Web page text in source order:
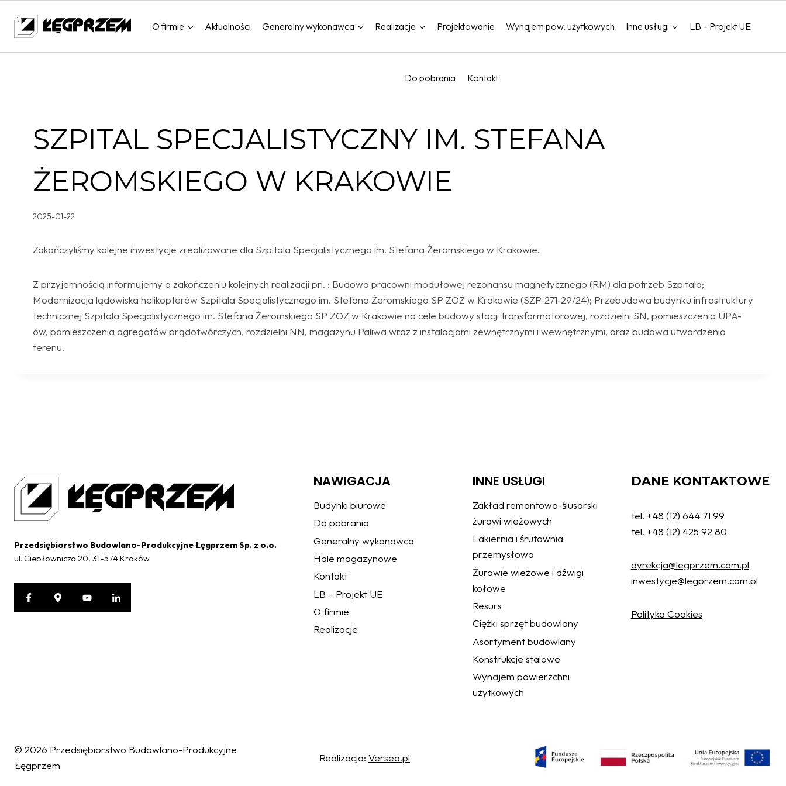
treści
O firmie Aktualności Generalny wykonawca Realizacje Projektowanie Wynajem pow. użytkowych Inne usługi LB – Projekt UE
Do pobrania Kontakt
SZPITAL SPECJALISTYCZNY IM. STEFANA
ŻEROMSKIEGO W KRAKOWIE
2025-01-22
Zakończyliśmy kolejne inwestycje zrealizowane dla Szpitala Specjalistycznego im. Stefana Żeromskiego w Krakowie.
Z przyjemnością informujemy o zakończeniu kolejnych realizacji pn. : Budowa pracowni modułowej rezonansu magnetycznego (RM) dla potrzeb Szpitala;
Modernizacja lądowiska helikopterów Szpitala Specjalistycznego im. Stefana Żeromskiego SP ZOZ w Krakowie (SZP-271-29/24); Przebudowa budynku infrastruktury
technicznej Szpitala Specjalistycznego im. Stefana Żeromskiego SP ZOZ w Krakowie na cele budowy stacji transformatorowej, rozdzielni SN, pomieszczenia UPA-
ów, pomieszczenia agregatów prądotwórczych, rozdzielni NN, magazynu Paliwa wraz z instalacjami zewnętrznymi i wewnętrznymi, oraz budowa utwardzenia
terenu.
Przedsiębiorstwo Budowlano-Produkcyjne Łęgprzem Sp. z o.o.
ul. Ciepłownicza 20, 31-574 Kraków
NAWIGACJA
Budynki biurowe
Do pobrania
Generalny wykonawca
Hale magazynowe
Kontakt
LB – Projekt UE
O firmie
Realizacje
INNE USŁUGI
Zakład remontowo-ślusarski
żurawi wieżowych
Lakiernia i śrutownia
przemysłowa
Żurawie wieżowe i dźwigi
kołowe
Resurs
Ciężki sprzęt budowlany
Asortyment budowlany
Konstrukcje stalowe
Wynajem powierzchni
użytkowych
DANE KONTAKTOWE
tel. +48 (12) 644 71 99
tel. +48 (12) 425 92 80
dyrekcja@legprzem.com.pl
inwestycje@legprzem.com.pl
Polityka Cookies
© 2026 Przedsiębiorstwo Budowlano-Produkcyjne
Łęgprzem
Realizacja: Verseo.pl
W związku z wejściem w życie z dniem 25.05.2018 r. Rozporządzenia Parlamentu Europejskiego i Rady (UE) 2016/679 w sprawie ochrony osób
Pliki cookies
Ważne: nasza strona wykorzystuje pliki cookies.